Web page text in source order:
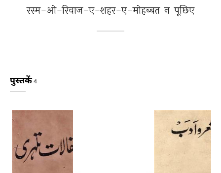
रस्म-ओ-रिवाज-ए-शहर-ए-मोहब्बत न पूछिए
पुस्तकें 4